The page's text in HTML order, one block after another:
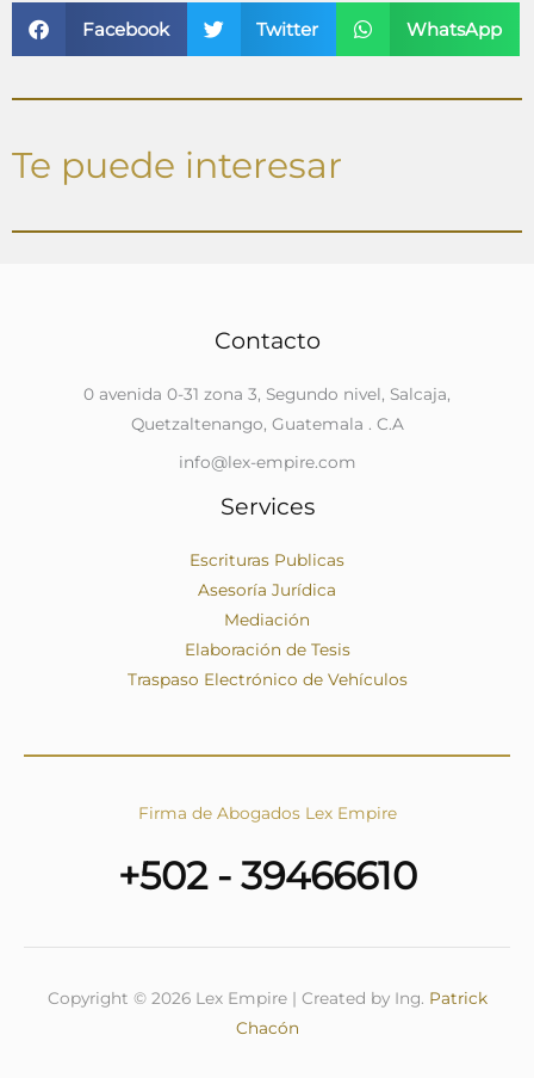
Facebook Twitter WhatsApp
Te puede interesar
Contacto
0 avenida 0-31 zona 3, Segundo nivel, Salcaja,
Quetzaltenango, Guatemala . C.A
info@lex-empire.com
Services
Escrituras Publicas
Asesoría Jurídica
Mediación
Elaboración de Tesis
Traspaso Electrónico de Vehículos
Firma de Abogados Lex Empire
+502 - 39466610
Copyright © 2026 Lex Empire | Created by Ing. Patrick
Chacón